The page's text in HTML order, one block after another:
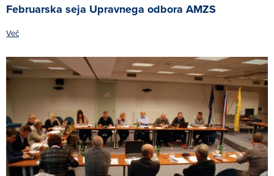
Februarska seja Upravnega odbora AMZS
Več